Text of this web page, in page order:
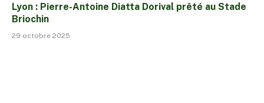
Lyon : Pierre-Antoine Diatta Dorival prêté au Stade
Briochin
29 octobre 2025